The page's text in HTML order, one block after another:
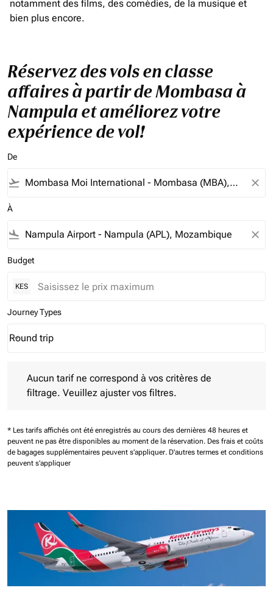
notamment des films, des comédies, de la musique et
bien plus encore.
Réservez des vols en classe
affaires à partir de Mombasa à
Nampula et améliorez votre
expérience de vol!
De
flight_takeoff close
À
flight_land close
Budget
KES
Journey Types
Journey Types option Round trip Selected
Round trip
keyboard_arrow_down
Aucun tarif ne correspond à vos critères de
filtrage. Veuillez ajuster vos filtres.
* Les tarifs affichés ont été enregistrés au cours des dernières 48 heures et
peuvent ne pas être disponibles au moment de la réservation. Des frais et coûts
de bagages supplémentaires peuvent s'appliquer. D'autres termes et conditions
peuvent s'appliquer